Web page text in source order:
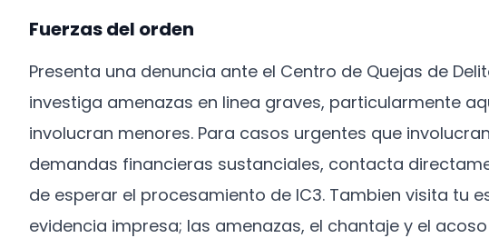
Fuerzas del orden
Presenta una denuncia ante el Centro de Quejas de
investiga amenazas en linea graves, particularmente
involucran menores. Para casos urgentes que
demandas financieras sustanciales, contacta
de esperar el procesamiento de IC3. Tambien visita tu
evidencia impresa; las amenazas, el chantaje y el